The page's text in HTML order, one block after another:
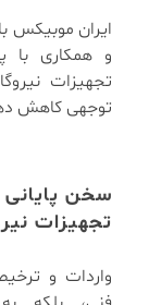
ایران موبیکس
و همکاری با
تجهیزات
توجهی کاهش
سخن
تجهیزات
واردات و